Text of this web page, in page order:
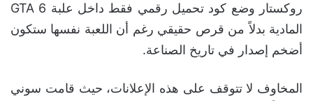
روكستار وضع كود تحميل رقمي فقط داخل علبة GTA 6
المادية بدلاً من قرص حقيقي رغم أن اللعبة نفسها ستكون
أضخم إصدار في تاريخ الصناعة.
المخاوف لا تتوقف على هذه الإعلانات، حيث قامت سوني